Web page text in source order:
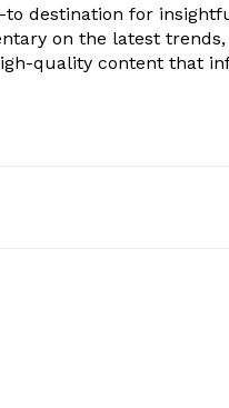
to destination for
on the latest
quality content that